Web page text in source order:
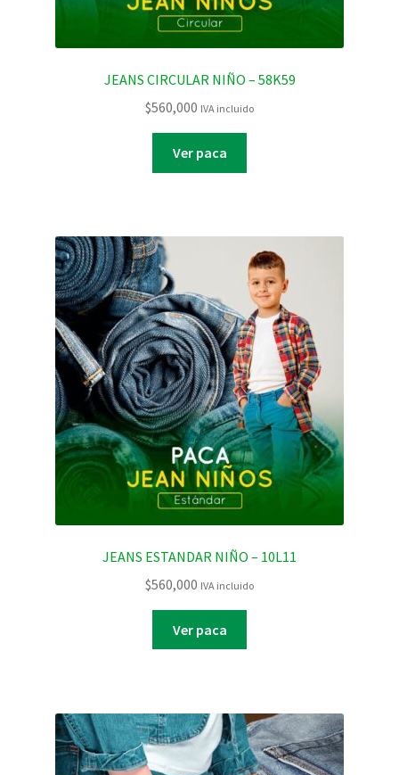
JEANS CIRCULAR NIÑO – 58K59
$560,000 IVA incluido
Ver paca
JEANS ESTANDAR NIÑO – 10L11
$560,000 IVA incluido
Ver paca